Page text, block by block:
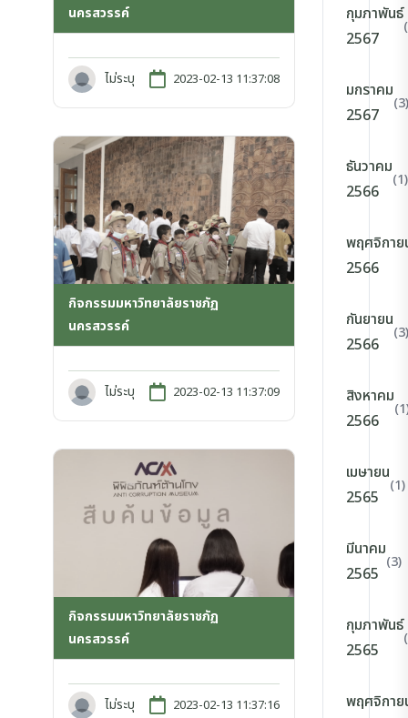
นครสวรรค์
ไม่ระบุ 2023-02-13 11:37:08
กิจกรรมมหาวิทยาลัยราชภัฏ
นครสวรรค์
ไม่ระบุ 2023-02-13 11:37:09
กิจกรรมมหาวิทยาลัยราชภัฏ
นครสวรรค์
ไม่ระบุ 2023-02-13 11:37:16
กุมภาพันธ์
2567
มกราคม
2567
(3)
ธันวาคม
2566
(1)
พฤศจิกาย
2566
กันยายน
2566
(3)
สิงหาคม
2566
เมษายน
2565
(1)
มีนาคม
2565
(3)
กุมภาพันธ์
2565
พฤศจิกาย